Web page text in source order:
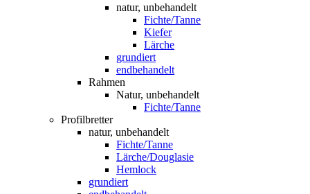
natur, unbehandelt
Fichte/Tanne
Kiefer
Lärche
grundiert
endbehandelt
Rahmen
Natur, unbehandelt
Fichte/Tanne
Profilbretter
natur, unbehandelt
Fichte/Tanne
Lärche/Douglasie
Hemlock
grundiert